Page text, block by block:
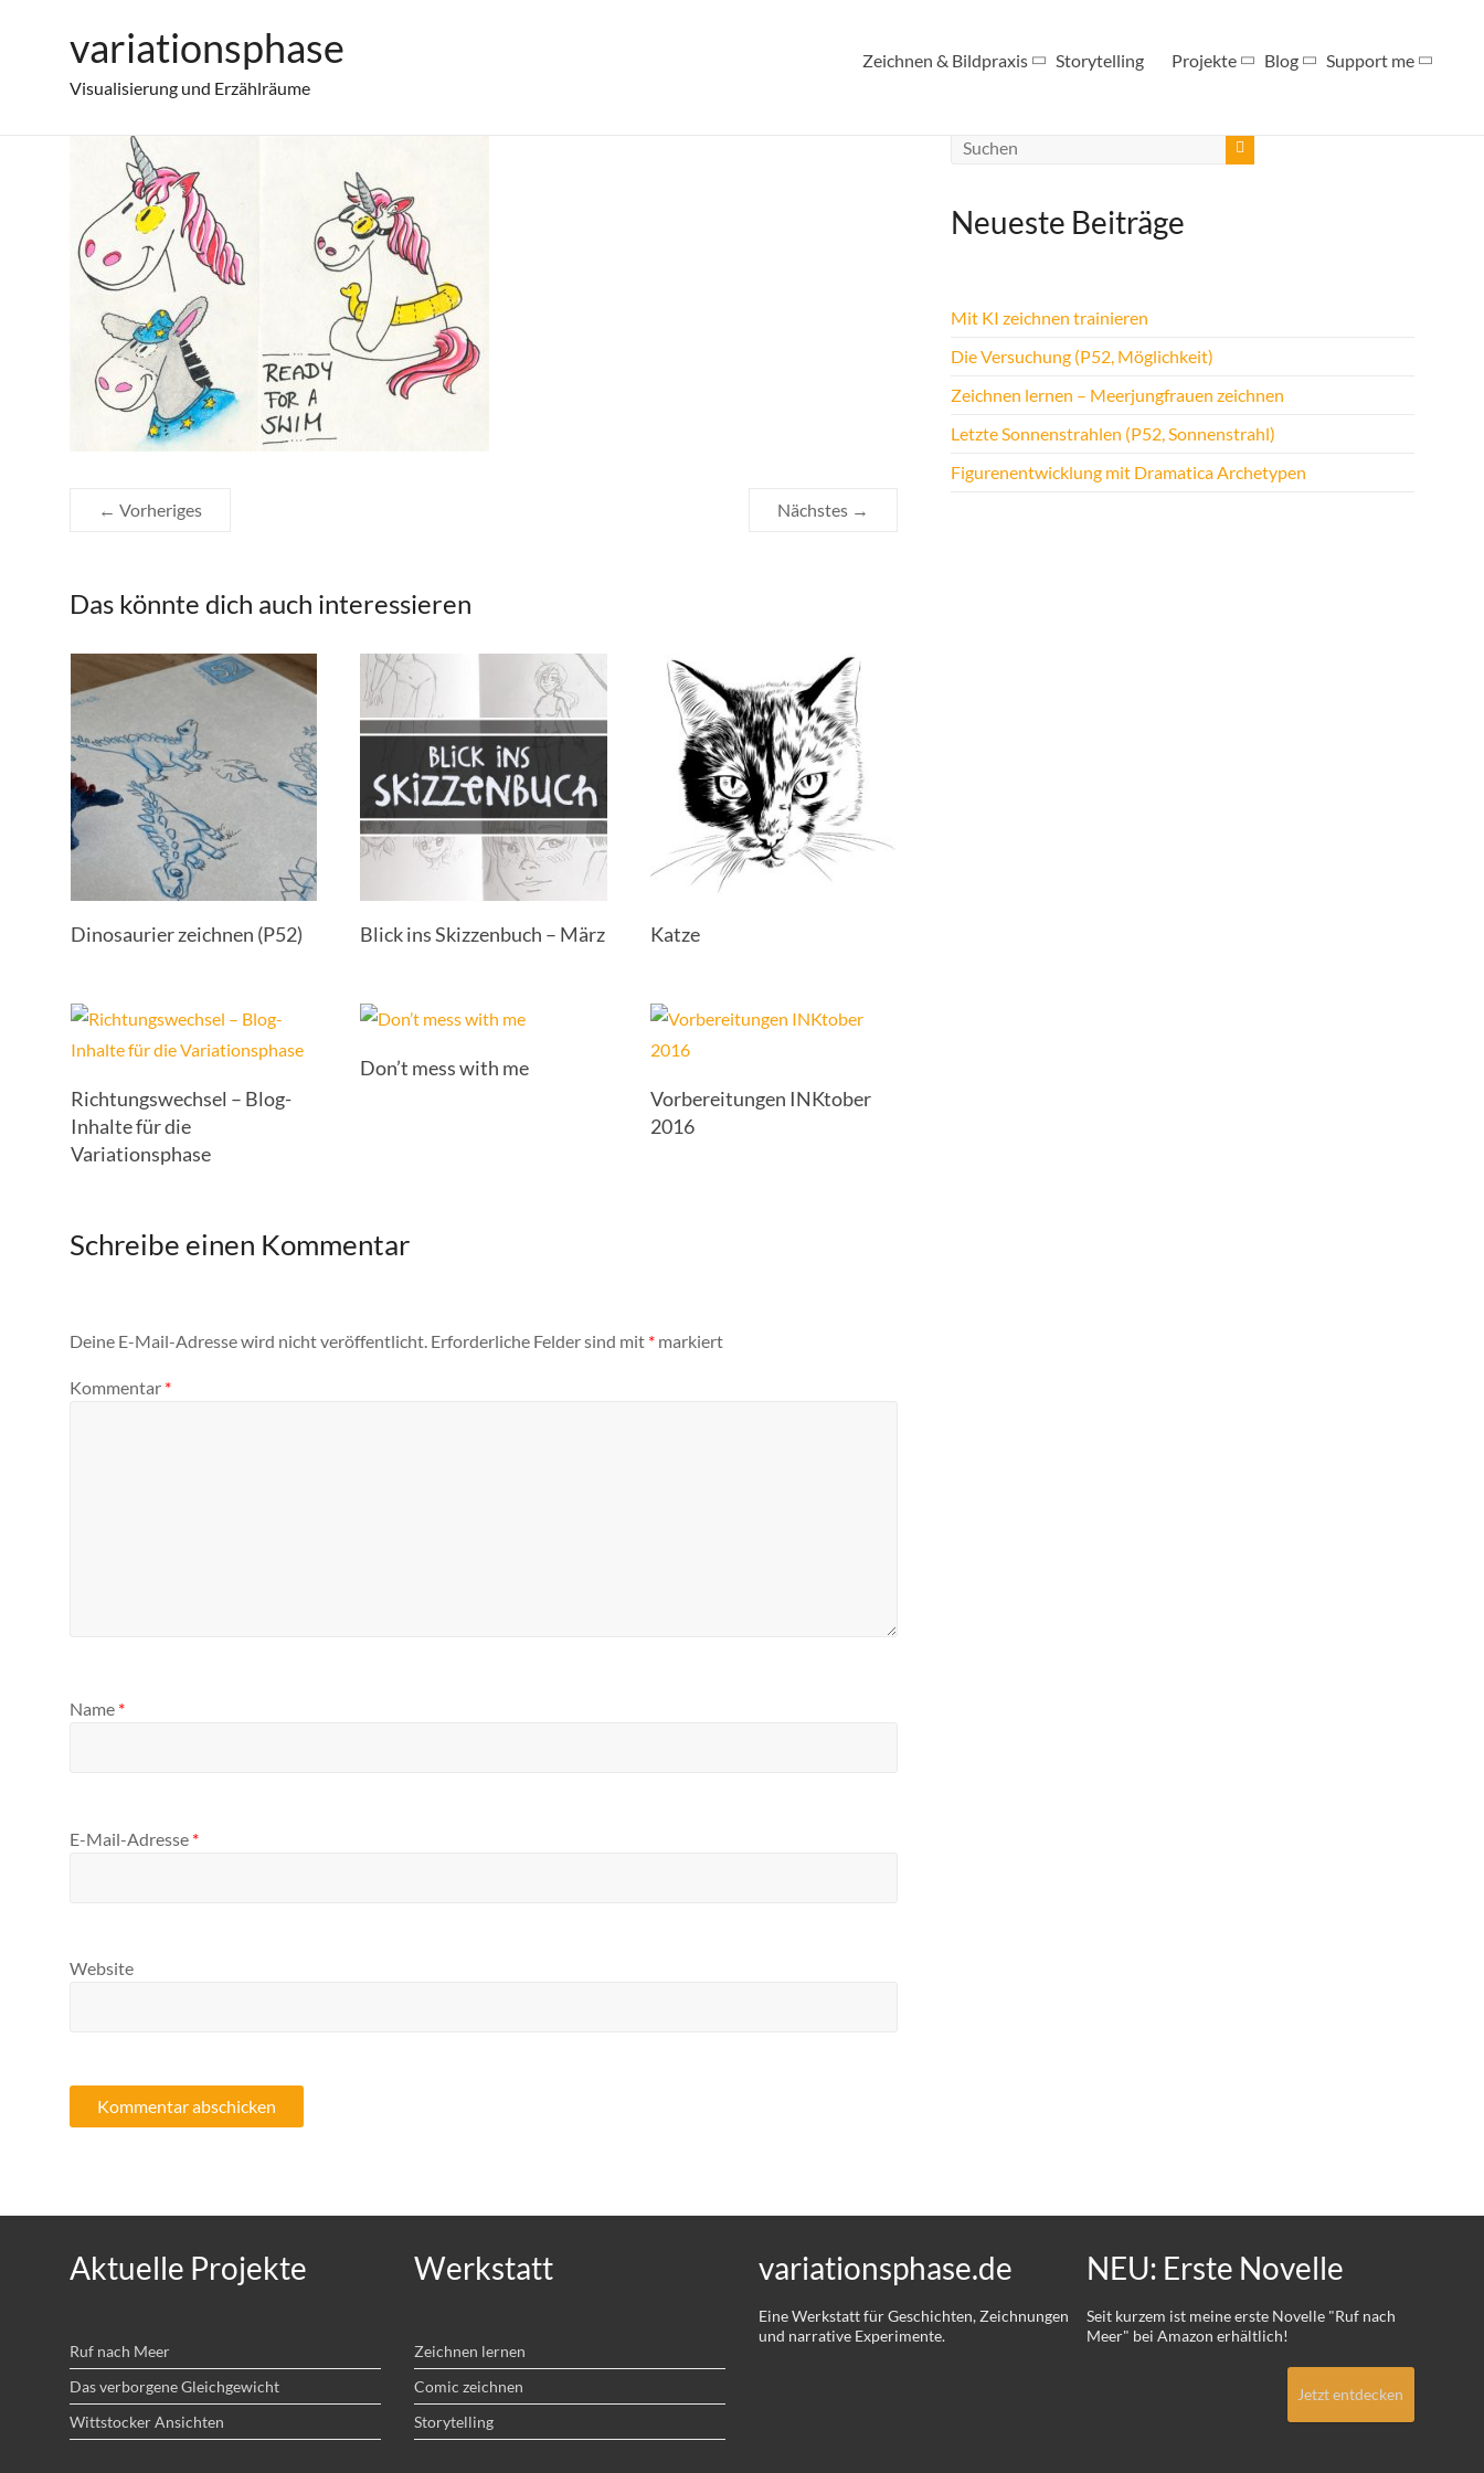
variationsphase
Visualisierung und Erzählräume
Zeichnen & Bildpraxis Storytelling Projekte Blog Support me
Einhorn und Esel
← Vorheriges Nächstes →
Das könnte dich auch interessieren
Dinosaurier zeichnen (P52) Blick ins Skizzenbuch – März Katze
Richtungswechsel – Blog-
Inhalte für die
Variationsphase
Don’t mess with me
Vorbereitungen INKtober
2016
Schreibe einen Kommentar
Deine E-Mail-Adresse wird nicht veröffentlicht. Erforderliche Felder sind mit * markiert
Kommentar *
Name *
E-Mail-Adresse *
Website
Neueste Beiträge
Mit KI zeichnen trainieren
Die Versuchung (P52, Möglichkeit)
Zeichnen lernen – Meerjungfrauen zeichnen
Letzte Sonnenstrahlen (P52, Sonnenstrahl)
Figurenentwicklung mit Dramatica Archetypen
Aktuelle Projekte
Ruf nach Meer
Das verborgene Gleichgewicht
Wittstocker Ansichten
Werkstatt
Zeichnen lernen
Comic zeichnen
Storytelling
variationsphase.de
Eine Werkstatt für Geschichten, Zeichnungen
und narrative Experimente.
NEU: Erste Novelle
Seit kurzem ist meine erste Novelle "Ruf nach
Meer" bei Amazon erhältlich!
Jetzt entdecken